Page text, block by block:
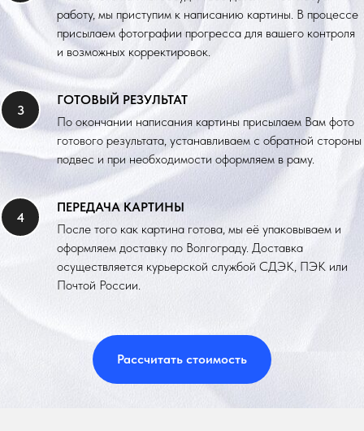
работу, мы приступим к написанию картины. В процессе
присылаем фотографии прогресса для вашего контроля
и возможных корректировок.
ГОТОВЫЙ РЕЗУЛЬТАТ
По окончании написания картины присылаем Вам фото
готового результата, устанавливаем с обратной стороны
подвес и при необходимости оформляем в раму.
ПЕРЕДАЧА КАРТИНЫ
После того как картина готова, мы её упаковываем и
оформляем доставку по Волгограду. Доставка
осуществляется курьерской службой СДЭК, ПЭК или
Почтой России.
Рассчитать стоимость